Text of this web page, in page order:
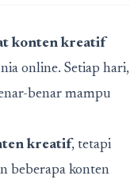
konten kreatif
online. Setiap hari,
benar mampu
kreatif, tetapi
beberapa konten